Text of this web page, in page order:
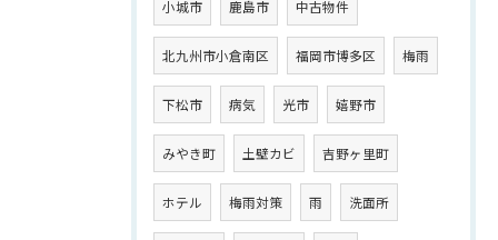
小城市 鹿島市 中古物件
北九州市小倉南区 福岡市博多区 梅雨
下松市 病気 光市 嬉野市
みやき町 土壁カビ 吉野ヶ里町
ホテル 梅雨対策 雨 洗面所